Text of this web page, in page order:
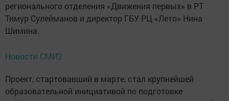
регионального отделения «Движения первых» в РТ
Тимур Сулейманов и директор ГБУ РЦ «Лето» Нина
Шимина.
Новости СМИ2
Проект, стартовавший в марте, стал крупнейшей
образовательной инициативой по подготовке